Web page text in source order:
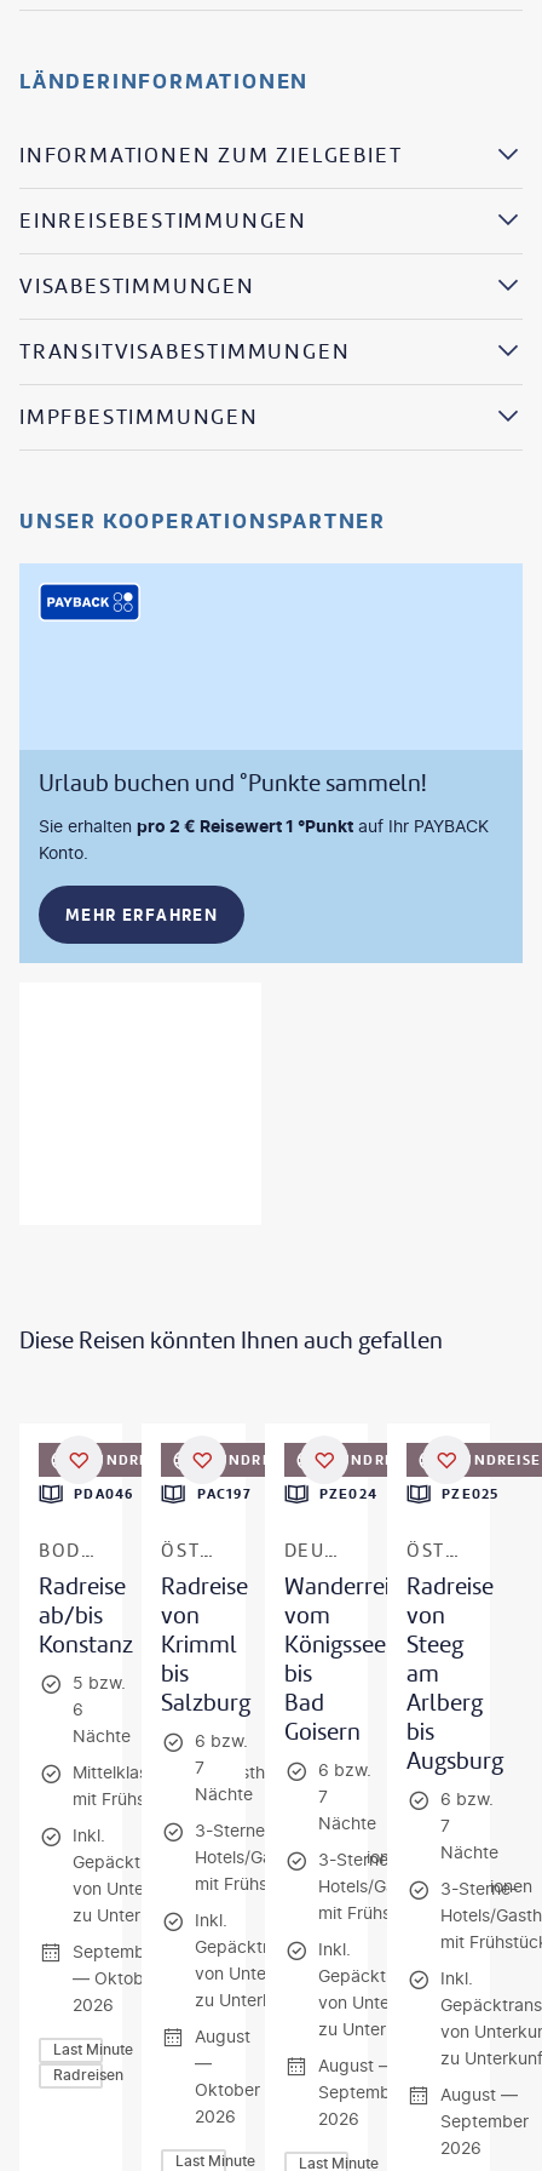
LÄNDERINFORMATIONEN
INFORMATIONEN ZUM ZIELGEBIET
EINREISEBESTIMMUNGEN
VISABESTIMMUNGEN
TRANSITVISABESTIMMUNGEN
IMPFBESTIMMUNGEN
UNSER KOOPERATIONSPARTNER
Urlaub buchen und °Punkte sammeln!
Sie erhalten pro 2 € Reisewert 1 °Punkt auf Ihr PAYBACK
Konto.
MEHR ERFAHREN
Diese Reisen könnten Ihnen auch gefallen
RUNDREISE
PDA046
BODENSEE-RADWEG
Radreise
ab/bis
Konstanz
5 bzw.
6
Nächte
Mittelklassehotels/Gasthöfe
mit Frühstück
Inkl.
Gepäcktransfer
von Unterkunft
zu Unterkunft
September
— Oktober
2026
Last Minute
Radreisen
RUNDREISE
PAC197
ÖSTERREICH - TAUERNRADWEG
Radreise
von
Krimml
bis
Salzburg
6 bzw.
7
Nächte
3-Sterne-
Hotels/Gasthöfe/Pensionen
mit Frühstück
Inkl.
Gepäcktransfer
von Unterkunft
zu Unterkunft
August
—
Oktober
2026
Last Minute
RUNDREISE
PZE024
DEUTSCHLAND & ÖSTERREICH - SALZALPENSTEIG
Wanderreise
vom
Königssee
bis
Bad
Goisern
6 bzw.
7
Nächte
3-Sterne-
Hotels/Gasthöfe/Pensionen
mit Frühstück
Inkl.
Gepäcktransfer
von Unterkunft
zu Unterkunft
August —
September
2026
Last Minute
RUNDREISE
PZE025
ÖSTERREICH & DEUTSCHLAND
Radreise
von
Steeg
am
Arlberg
bis
Augsburg
6 bzw.
7
Nächte
3-Sterne-
Hotels/
mit
Inkl.
von
zu
August —
September
2026